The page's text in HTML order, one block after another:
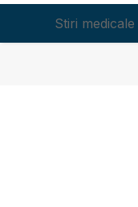
Stiri medicale